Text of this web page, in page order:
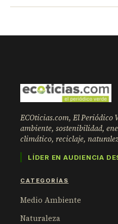
ECOticias.com, El Periódico
ambiente, sostenibilidad,
climático, reciclaje,
LÍDER EN AUDIENCIA
CATEGORÍAS
Medio Ambiente
Naturaleza